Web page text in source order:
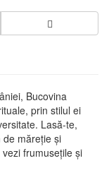
Bucovina
prin stilul ei
Lasă-te,
de măreţie şi
frumuseţile şi